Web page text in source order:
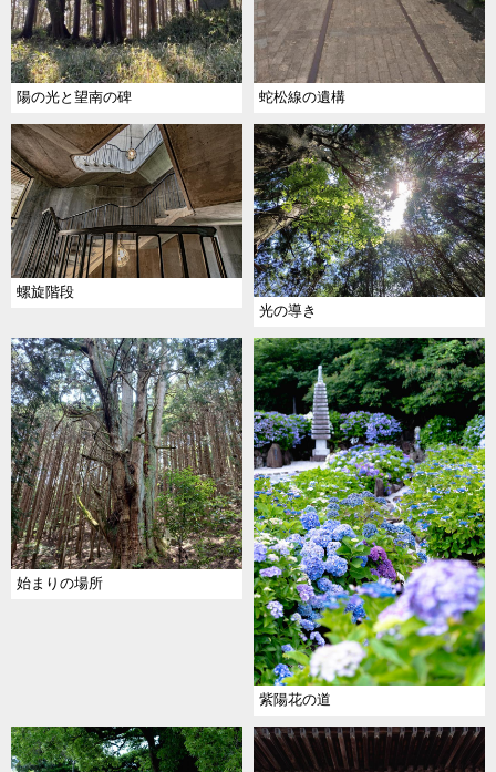
陽の光と望南の碑 蛇松線の遺構
螺旋階段
光の導き
始まりの場所
紫陽花の道